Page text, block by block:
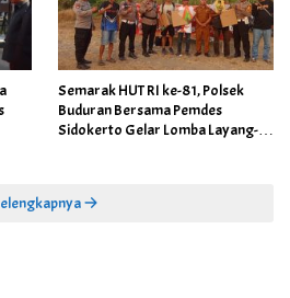
Semarak HUT RI ke-81, Polsek
Buduran Bersama Pemdes
Sidokerto Gelar Lomba Layang-